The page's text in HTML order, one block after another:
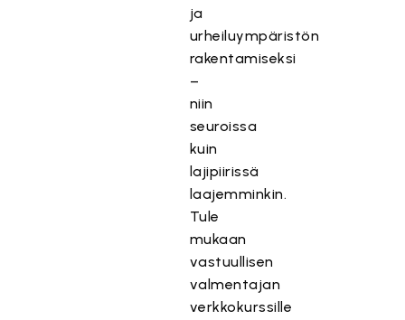
ja
urheiluympäristön
rakentamiseksi
–
niin
seuroissa
kuin
lajipiirissä
laajemminkin.
Tule
mukaan
vastuullisen
valmentajan
verkkokurssille